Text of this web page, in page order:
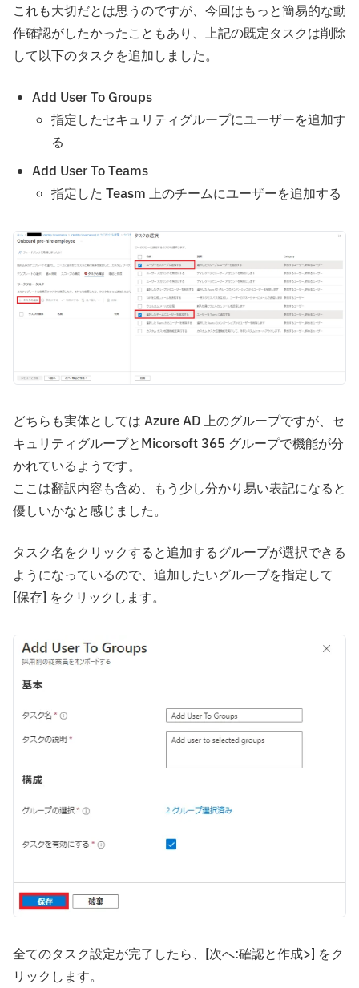
これも大切だとは思うのですが、今回はもっと簡易的な動
作確認がしたかったこともあり、上記の既定タスクは削除
して以下のタスクを追加しました。
Add User To Groups
指定したセキュリティグループにユーザーを追加す
る
Add User To Teams
指定した Teasm 上のチームにユーザーを追加する
どちらも実体としては Azure AD 上のグループですが、セ
キュリティグループとMicorsoft 365 グループで機能が分
かれているようです。
ここは翻訳内容も含め、もう少し分かり易い表記になると
優しいかなと感じました。
タスク名をクリックすると追加するグループが選択できる
ようになっているので、追加したいグループを指定して
[保存] をクリックします。
全てのタスク設定が完了したら、[次へ:確認と作成>] をク
リックします。